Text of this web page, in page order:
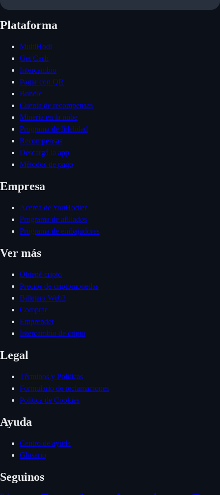
Plataforma
MultiHodl
Get Cash
Intercambio
Pagar con QR
Bundle
Cuenta de recompensas
Minería en la nube
Programa de fidelidad
Recompensas
Descargá la app
Métodos de pago
Empresa
Acerca de YouHodler
Programa de afiliados
Programa de embajadores
Ver más
Obtené cripto
Precios de criptomonedas
Billetera Web3
Comprar
Emprender
Intercambio de cripto
Legal
Términos y Políticas
Formulario de reclamaciones
Política de Cookies
Ayuda
Centro de ayuda
Glosario
Seguinos